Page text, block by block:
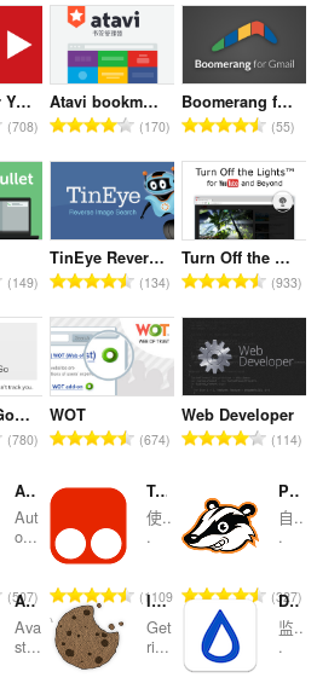
次
数
：
分
次
数
：
次
数
：
Sidebar for YouTube™
总
分
次
：
708
Atavi bookmarks
总
分
次
数
：
170
Boomerang for Gmail™
总
分
次
数
：
55
总
数
：
149
TinEye Reverse Image Search
总
分
次
：
134
Turn Off the Lights
总
次
数
：
933
DuckDuckGo Search & Tracker Protection
总
分
次
数
780
WOT
总
分
次
数
674
Web Developer
总
分
次
数
114
AliTools
Aut
o...
总
评
分
507
Tampermonkey
使..
.
总
评
分
1109
Privacy Badger
自..
.
总
评
分
327
Avast Online Security
Ava
st...
I don't care about cookies
Get
ri...
Distill Web Monitor
监..
.